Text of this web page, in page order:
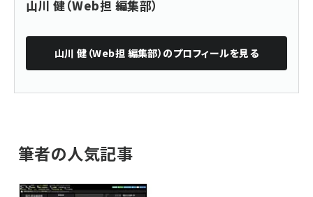
山川 健（Web担 編集部）
山川 健（Web担 編集部） のプロフィールを見る
筆者の人気記事